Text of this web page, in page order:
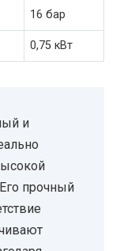
16 бар
0,75 кВт
и
прочный